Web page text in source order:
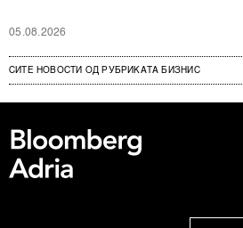
05.08.2026
СИТЕ НОВОСТИ ОД РУБРИКАТА БИЗНИС